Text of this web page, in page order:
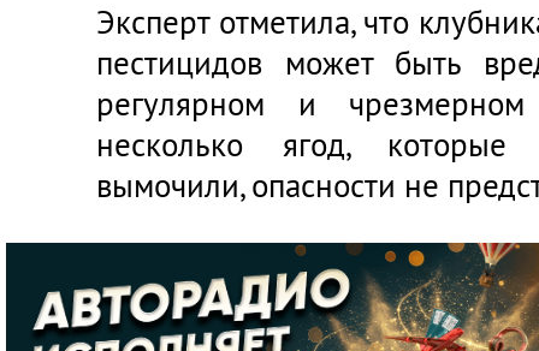
Эксперт отметила, что
пестицидов может быть
регулярном и
несколько ягод,
вымочили, опасности не